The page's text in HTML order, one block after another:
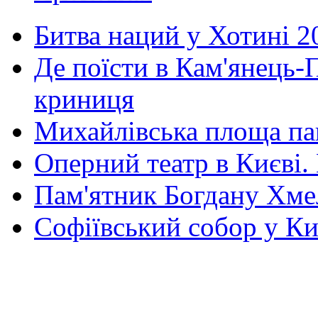
Битва наций у Хотині
Де поїсти в Кам'янець-
криниця
Михайлівська площа
Оперний театр в
Пам'ятник Богдану
Софіївський собор у